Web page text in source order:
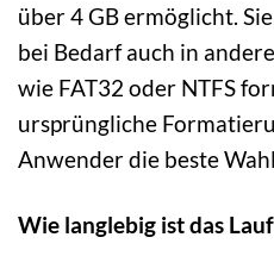
über 4 GB ermöglicht.
bei Bedarf auch in
wie FAT32 oder NTFS
ursprüngliche
Anwender die beste
Wie langlebig ist das